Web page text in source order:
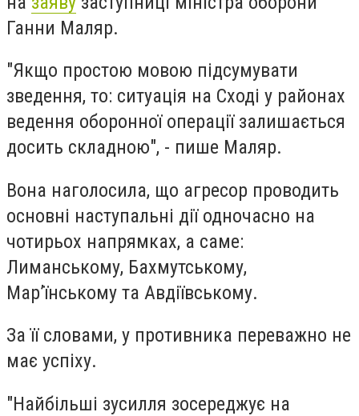
Ганни Маляр.
"Якщо простою мовою підсумувати
зведення, то: ситуація на Сході у районах
ведення оборонної операції залишається
досить складною", - пише Маляр.
Вона наголосила, що агресор проводить
основні наступальні дії одночасно на
чотирьох напрямках, а саме:
Лиманському, Бахмутському,
Мар’їнському та Авдіївському.
За її словами, у противника переважно не
має успіху.
"Найбільші зусилля зосереджує на